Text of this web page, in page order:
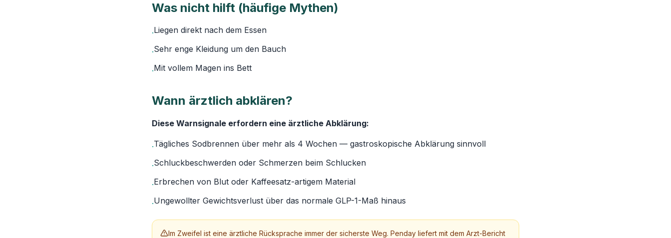
Was nicht hilft (häufige Mythen)
·Liegen direkt nach dem Essen
·Sehr enge Kleidung um den Bauch
·Mit vollem Magen ins Bett
Wann ärztlich abklären?
Diese Warnsignale erfordern eine ärztliche Abklärung:
·Tägliches Sodbrennen über mehr als 4 Wochen — gastroskopische Abklärung sinnvoll
·Schluckbeschwerden oder Schmerzen beim Schlucken
·Erbrechen von Blut oder Kaffeesatz-artigem Material
·Ungewollter Gewichtsverlust über das normale GLP-1-Maß hinaus
Im Zweifel ist eine ärztliche Rücksprache immer der sicherste Weg. Penday liefert mit dem Arzt-Bericht